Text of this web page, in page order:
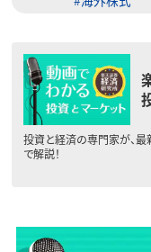
投資と経済の専門家が、最
で解説！